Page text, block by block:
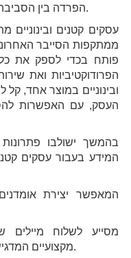
הפרדה בין הסביבה העסקית לסביבה הפרטית של העובד.
הפרודוקטיביות ואת
ובינוניים במוצר אחד,
העסק, עם האפשרות
בהמשך ישולבו
המידע בעבור עסקים
מקצועיים המדגישים את המותג ומגבירים את המכירות.